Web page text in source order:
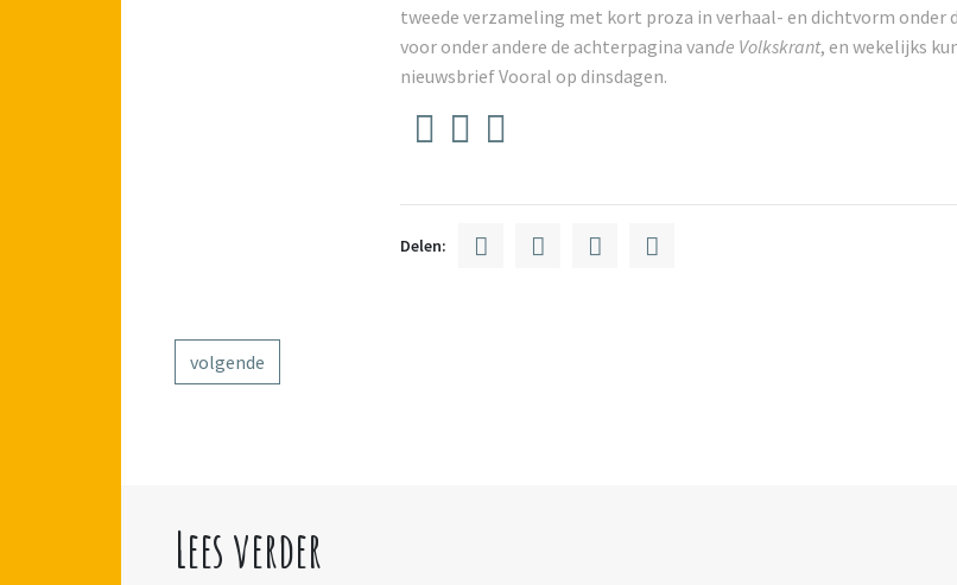
tweede verzameling met kort proza in verhaal- en dichtvorm onder
voor onder andere de achterpagina vande Volkskrant, en wekelijks
nieuwsbrief Vooral op dinsdagen.
Delen:
volgende
Lees verder